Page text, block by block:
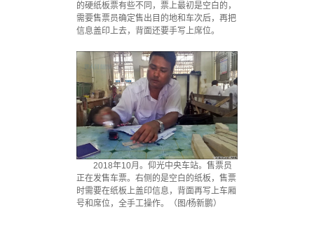
的硬纸板票有些不同，票上最初是空白的，
需要售票员确定售出目的地和车次后，再把
信息盖印上去，背面还要手写上席位。
2018年10月。仰光中央车站。售票员
正在发售车票。右侧的是空白的纸板，售票
时需要在纸板上盖印信息，背面再写上车厢
号和席位，全手工操作。（图/杨新鹏）